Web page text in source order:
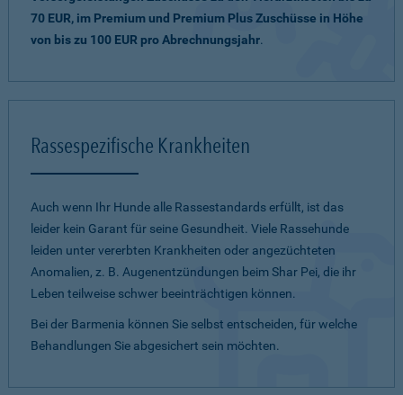
70 EUR, im Premium und Premium Plus Zuschüsse in Höhe
von bis zu 100 EUR pro Abrechnungsjahr.
Rassespezifische Krankheiten
Auch wenn Ihr Hunde alle Rassestandards erfüllt, ist das
leider kein Garant für seine Gesundheit. Viele Rassehunde
leiden unter vererbten Krankheiten oder angezüchteten
Anomalien, z. B. Augenentzündungen beim Shar Pei, die ihr
Leben teilweise schwer beeinträchtigen können.
Bei der Barmenia können Sie selbst entscheiden, für welche
Behandlungen Sie abgesichert sein möchten.